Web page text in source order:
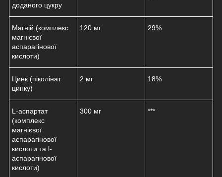
доданого цукру
Магній (комплекс
магнієвої
аспарагінової
кислоти)
120 мг 29%
Цинк (піколінат
цинку)
2 мг 18%
L-аспартат
(комплекс
магнієвої
аспарагінової
кислоти та l-
аспарагінової
кислоти)
300 мг ***